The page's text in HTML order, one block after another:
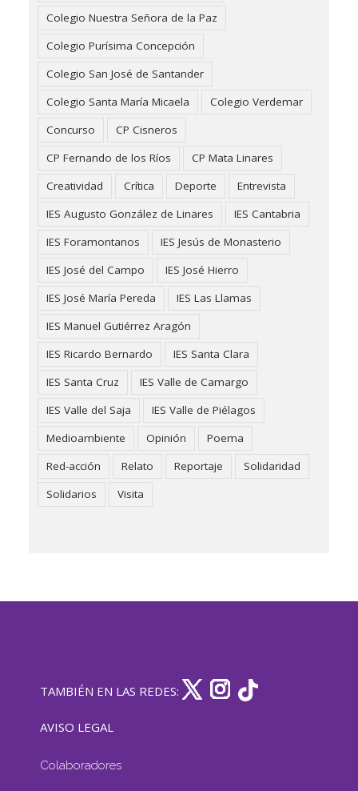
Colegio Nuestra Señora de la Paz
Colegio Purísima Concepción
Colegio San José de Santander
Colegio Santa María Micaela
Colegio Verdemar
Concurso
CP Cisneros
CP Fernando de los Ríos
CP Mata Linares
Creatividad
Crítica Deporte
Entrevista
IES Augusto González de Linares
IES Cantabria
IES Foramontanos
IES Jesús de Monasterio
IES José del Campo
IES José Hierro
IES José María Pereda
IES Las Llamas
IES Manuel Gutiérrez Aragón
IES Ricardo Bernardo
IES Santa Clara
IES Santa Cruz
IES Valle de Camargo
IES Valle del Saja
IES Valle de Piélagos
Medioambiente
Opinión
Poema
Red-acción
Relato Reportaje
Solidaridad
Solidarios
Visita
TAMBIÉN EN LAS REDES:
AVISO LEGAL
Colaboradores